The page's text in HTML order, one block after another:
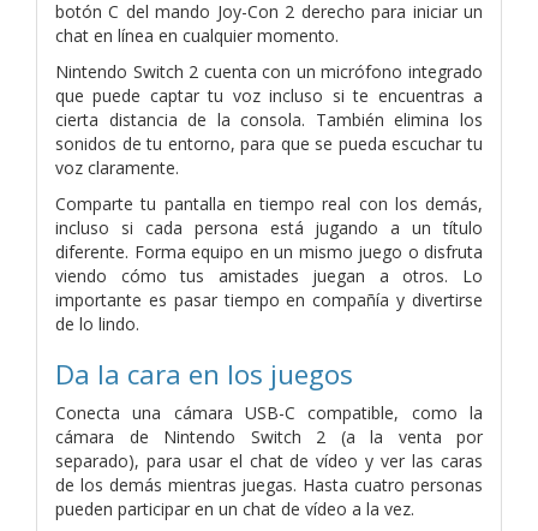
botón C del mando Joy-Con 2 derecho para iniciar un
chat en línea en cualquier momento.
Nintendo Switch 2 cuenta con un micrófono integrado
que puede captar tu voz incluso si te encuentras a
cierta distancia de la consola. También elimina los
sonidos de tu entorno, para que se pueda escuchar tu
voz claramente.
Comparte tu pantalla en tiempo real con los demás,
incluso si cada persona está jugando a un título
diferente. Forma equipo en un mismo juego o disfruta
viendo cómo tus amistades juegan a otros. Lo
importante es pasar tiempo en compañía y divertirse
de lo lindo.
Da la cara en los juegos
Conecta una cámara USB-C compatible, como la
cámara de Nintendo Switch 2 (a la venta por
separado), para usar el chat de vídeo y ver las caras
de los demás mientras juegas. Hasta cuatro personas
pueden participar en un chat de vídeo a la vez.